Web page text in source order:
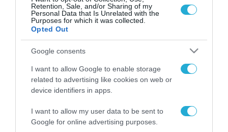
Retention, Sale, and/or Sharing of my
Personal Data that Is Unrelated with the
Purposes for which it was collected.
Opted Out
Google consents
I want to allow Google to enable storage
related to advertising like cookies on web or
device identifiers in apps.
I want to allow my user data to be sent to
Google for online advertising purposes.
ΡΟΗ ΕΙΔΗΣΕΩΝ
Το χρηματοδοτούμενο
από την ΕΕ έργο “The
Gaming Police”
ενισχύει την ασφάλεια
των παιδιών στο
διαδίκτυο
ΑΑΔΕ: Διευκρινίσεις